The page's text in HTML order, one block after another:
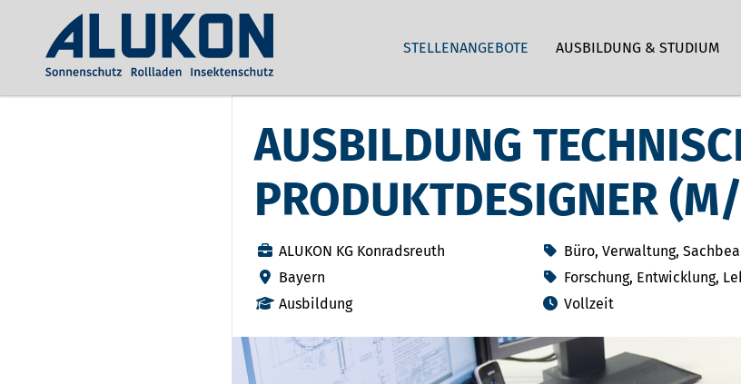
STELLENANGEBOTE AUSBILDUNG & STUDIUM
AUSBILDUNG
PRODUKTDESIGNER
ALUKON KG Konradsreuth
Bayern
Ausbildung
Büro, Verwaltung,
Forschung, Entwicklung,
Vollzeit